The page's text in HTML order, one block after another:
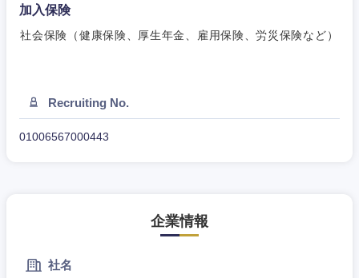
加入保険
社会保険（健康保険、厚生年金、雇用保険、労災保険など）
Recruiting No.
01006567000443
企業情報
社名